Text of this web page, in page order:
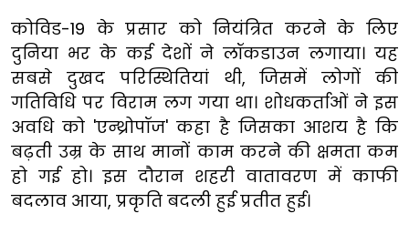
कोविड-19 के प्रसार को नियंत्रित करने के लिए
दुनिया भर के कई देशों ने लॉकडाउन लगाया। यह
सबसे
दुखद परिस्थितियां थी,जिसमें लोगों
की
गतिविधि पर विराम लग गया था। शोधकर्ताओं ने इस
अवधि को 'एन्थ्रोपॉज'कहा है जिसका आशय है कि
बढ़ती उम्र के साथ मानों काम करने की क्षमता कम
हो गई हो। इस दौरान शहरी वातावरण में काफी
बदलाव आया, प्रकृति बदली हुई प्रतीत हुई।